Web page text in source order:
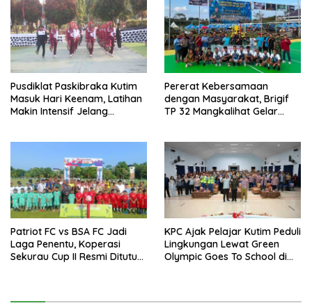
Pusdiklat Paskibraka Kutim
Masuk Hari Keenam, Latihan
Makin Intensif Jelang
Pererat Kebersamaan
dengan Masyarakat, Brigif
TP 32 Mangkalihat Gelar
Patriot FC vs BSA FC Jadi
Laga Penentu, Koperasi
Sekurau Cup II Resmi Ditutup
KPC Ajak Pelajar Kutim Peduli
Lingkungan Lewat Green
Olympic Goes To School di